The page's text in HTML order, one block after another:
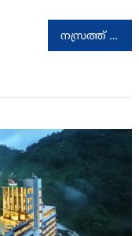
നസ്രത്ത് ഹോം സ്കൂളിന്റെ 46 മത് വാർഷികാഘോഷങ്ങൾ സുധീർ കരമന ഉദ്ഘാടനം ചെയ്തു